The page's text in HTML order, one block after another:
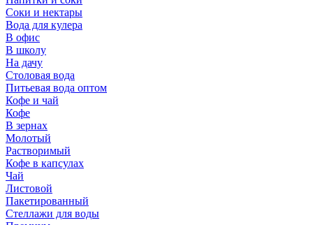
Соки и нектары
Вода для кулера
В офис
В школу
На дачу
Столовая вода
Питьевая вода оптом
Кофе и чай
Кофе
В зернах
Молотый
Растворимый
Кофе в капсулах
Чай
Листовой
Пакетированный
Стеллажи для воды